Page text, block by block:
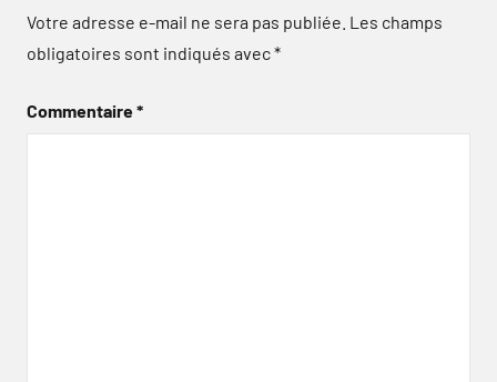
Votre adresse e-mail ne sera pas publiée. Les champs
obligatoires sont indiqués avec*
Commentaire*